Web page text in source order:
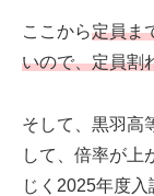
ここから定員ま
いので、定員割
そして、黒羽高
して、倍率が上
じく2025年度